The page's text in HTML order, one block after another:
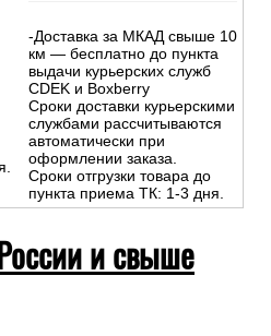
-Доставка за МКАД свыше 10
км — бесплатно до пункта
выдачи курьерских служб
CDEK и Boxberry
Сроки доставки курьерскими
службами рассчитываются
автоматически при
оформлении заказа.
Сроки отгрузки товара до
пункта приема ТК: 1-3 дня.
и свыше